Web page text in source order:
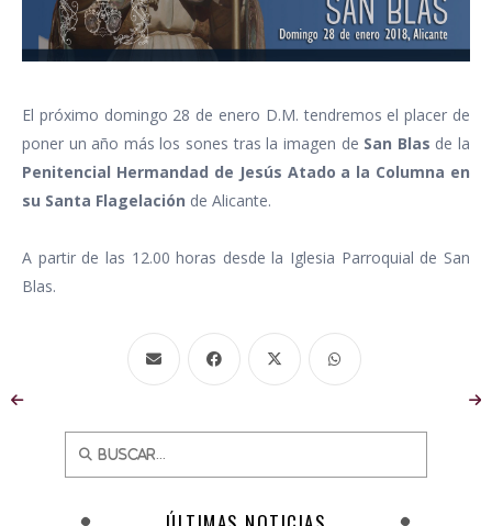
El próximo domingo 28 de enero D.M. tendremos el placer de
poner un año más los sones tras la imagen de San Blas de la
Penitencial Hermandad de Jesús Atado a la Columna en
su Santa Flagelación de Alicante.
A partir de las 12.00 horas desde la Iglesia Parroquial de San
Blas.